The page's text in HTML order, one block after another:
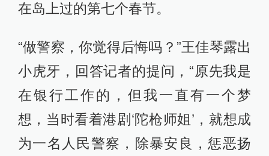
在岛上过的第七个春节。
“做警察，你觉得后悔吗？”王佳琴露出
小虎牙，回答记者的提问，“原先我是
在银行工作的，但我一直有一个梦
想，当时看着港剧‘陀枪师姐’，就想成
为一名人民警察，除暴安良，惩恶扬